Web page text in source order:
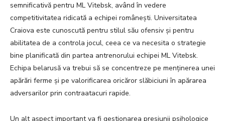
semnificativă pentru ML Vitebsk, având în vedere
competitivitatea ridicată a echipei românești. Universitatea
Craiova este cunoscută pentru stilul său ofensiv și pentru
abilitatea de a controla jocul, ceea ce va necesita o strategie
bine planificată din partea antrenorului echipei ML Vitebsk.
Echipa belarusă va trebui să se concentreze pe menținerea unei
apărări ferme și pe valorificarea oricăror slăbiciuni în apărarea
adversarilor prin contraatacuri rapide.
Un alt aspect important va fi gestionarea presiunii psihologice